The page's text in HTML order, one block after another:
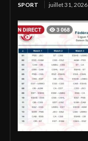
SPORT juillet 31, 2026